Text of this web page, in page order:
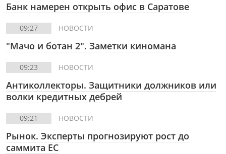
Банк намерен открыть офис в Саратове
09:27 НОВОСТИ
"Мачо и ботан 2". Заметки киномана
09:23 НОВОСТИ
Антиколлекторы. Защитники должников или
волки кредитных дебрей
09:21 НОВОСТИ
Рынок. Эксперты прогнозируют рост до
саммита ЕС